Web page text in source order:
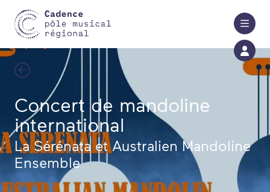
Concert de mandoline
international
La Sérénata et Australien Mandoline
Ensemble